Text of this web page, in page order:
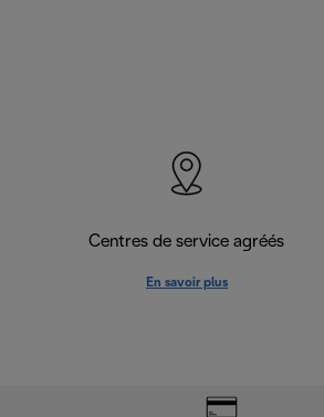
Centres de service agréés
En savoir plus